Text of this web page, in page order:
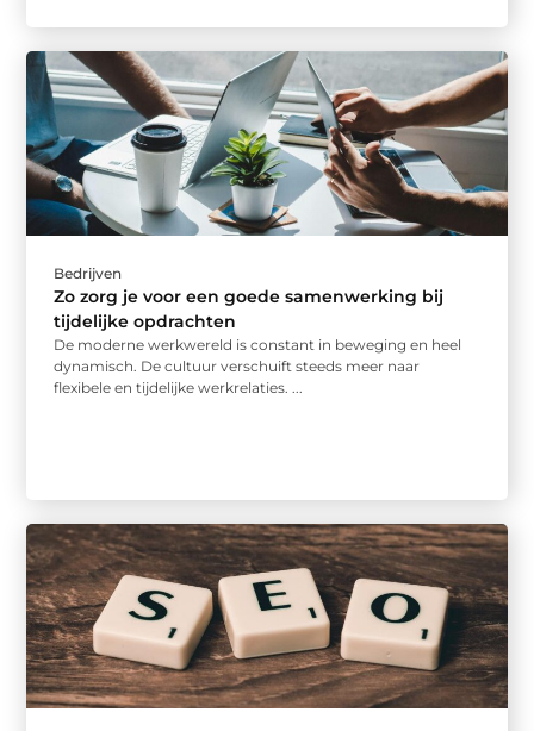
Bedrijven
Zo zorg je voor een goede samenwerking bij
tijdelijke opdrachten
De moderne werkwereld is constant in beweging en heel
dynamisch. De cultuur verschuift steeds meer naar
flexibele en tijdelijke werkrelaties. ...